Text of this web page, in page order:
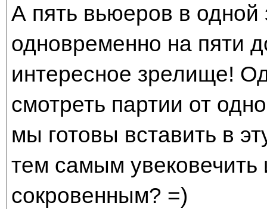
А пять вьюеров в одной
одновременно на пяти
интересное зрелище!
смотреть партии от
мы готовы вставить в
тем самым увековечить
сокровенным? =)